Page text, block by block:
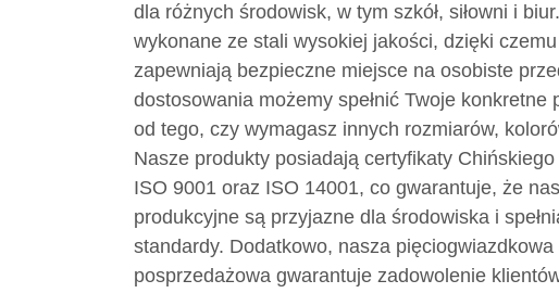
dla różnych środowisk, w tym szkół, siłowni i
wykonane ze stali wysokiej jakości, dzięki
zapewniają bezpieczne miejsce na osobiste
dostosowania możemy spełnić Twoje konkretne
od tego, czy wymagasz innych rozmiarów,
Nasze produkty posiadają certyfikaty
ISO 9001 oraz ISO 14001, co gwarantuje, że
produkcyjne są przyjazne dla środowiska i
standardy. Dodatkowo, nasza pięciogwiazdkowa
posprzedażowa gwarantuje zadowolenie